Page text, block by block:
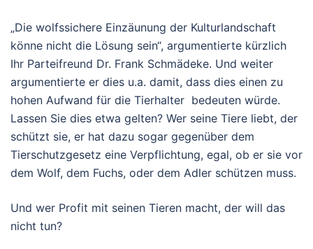
„Die wolfssichere Einzäunung der Kulturlandschaft
könne nicht die Lösung sein“, argumentierte kürzlich
Ihr Parteifreund Dr. Frank Schmädeke. Und weiter
argumentierte er dies u.a. damit, dass dies einen zu
hohen Aufwand für die Tierhalter bedeuten würde.
Lassen Sie dies etwa gelten? Wer seine Tiere liebt, der
schützt sie, er hat dazu sogar gegenüber dem
Tierschutzgesetz eine Verpflichtung, egal, ob er sie vor
dem Wolf, dem Fuchs, oder dem Adler schützen muss.
Und wer Profit mit seinen Tieren macht, der will das
nicht tun?